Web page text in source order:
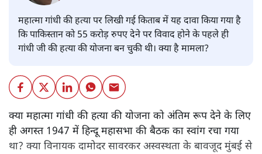
महात्मा गांधी की हत्या पर लिखी गई किताब में यह दावा किया गया है
कि पाकिस्तान को 55 करोड़ रुपए देने पर विवाद होने के पहले ही
गांधी जी की हत्या की योजना बन चुकी थी। क्या है मामला?
क्या महात्मा गांधी की हत्या की योजना को अंतिम रूप देने के लिए
ही अगस्त 1947 में हिन्दू महासभा की बैठक का स्वांग रचा गया
था? क्या विनायक दामोदर सावरकर अस्वस्थता के बावजूद मुंबई से